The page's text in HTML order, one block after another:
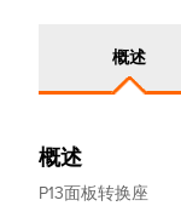
概述
概述
P13面板转换座